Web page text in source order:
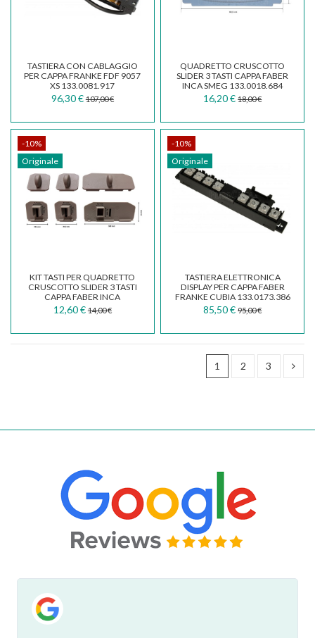
TASTIERA CON CABLAGGIO
PER CAPPA FRANKE FDF 9057
XS 133.0081.917
96,30 € 107,00 €
QUADRETTO CRUSCOTTO
SLIDER 3 TASTI CAPPA FABER
INCA SMEG 133.0018.684
16,20 € 18,00 €
-10%
Originale
KIT TASTI PER QUADRETTO
CRUSCOTTO SLIDER 3 TASTI
CAPPA FABER INCA
133.0064.075
12,60 € 14,00 €
-10%
Originale
TASTIERA ELETTRONICA
DISPLAY PER CAPPA FABER
FRANKE CUBIA 133.0173.386
85,50 € 95,00 €
1 2 3